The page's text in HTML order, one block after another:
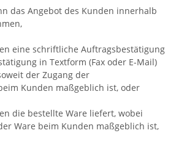
das Angebot des Kunden innerhalb
eine schriftliche Auftragsbestätigung
in Textform (Fax oder E-Mail)
der Zugang der
Kunden maßgeblich ist, oder
die bestellte Ware liefert, wobei
Ware beim Kunden maßgeblich ist,